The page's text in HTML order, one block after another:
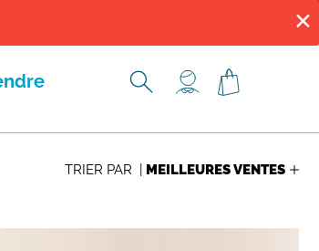
ET VERSAILLES.
TRIER PAR |
✕